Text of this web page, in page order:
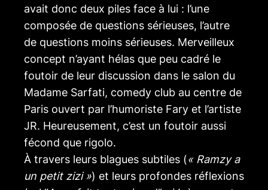
avait donc deux piles face à lui : l’une
composée de questions sérieuses, l’autre
de questions moins sérieuses. Merveilleux
concept n’ayant hélas que peu cadré le
foutoir de leur discussion dans le salon du
Madame Sarfati, comedy club au centre de
Paris ouvert par l’humoriste Fary et l’artiste
JR. Heureusement, c’est un foutoir aussi
fécond que rigolo.
À travers leurs blagues subtiles (« Ramzy a
un petit zizi ») et leurs profondes réflexions